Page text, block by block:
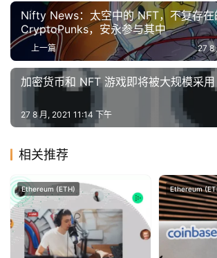
用
工
具
推
荐
Nifty News：太空中的 NFT，不复存在
CryptoPunks，安永参与其中
上一篇 27 8
加密货币和 NFT 游戏即将被大规模采用
27 8 月, 2021 11:14 下午
相关推荐
Ethereum (ETH) Ethereum